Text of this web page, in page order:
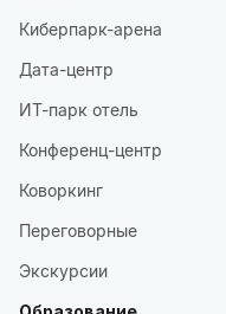
Киберпарк-арена
Дата-центр
ИТ-парк отель
Конференц-центр
Коворкинг
Переговорные
Экскурсии